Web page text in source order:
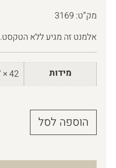
מק”ט: 3169
אלמנט זה מגיע ללא הטקסט.
מידות 42 × 29.7 סנטימטרים
הוספה לסל